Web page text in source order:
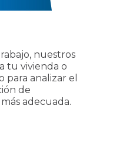
nuestros
tu vivienda o
para analizar el
de
adecuada.